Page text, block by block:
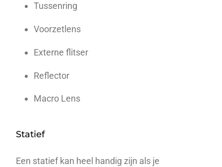
Tussenring
Voorzetlens
Externe flitser
Reflector
Macro Lens
Statief
Een statiefkan heel handig zijn als je